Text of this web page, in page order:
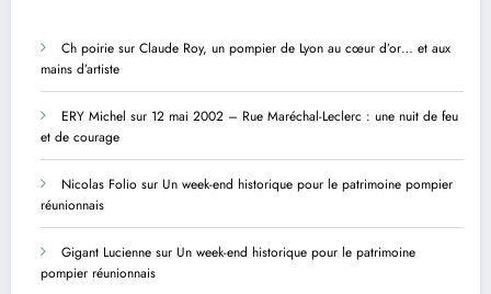
Ch poirie sur Claude Roy, un pompier de Lyon au cœur d’or… et aux
mains d’artiste
ERY Michel sur 12 mai 2002 – Rue Maréchal-Leclerc : une nuit de feu
et de courage
Nicolas Folio sur Un week-end historique pour le patrimoine pompier
réunionnais
Gigant Lucienne sur Un week-end historique pour le patrimoine
pompier réunionnais